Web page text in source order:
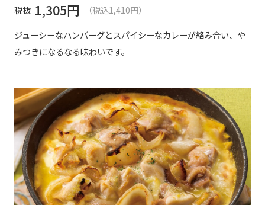
税抜 1,305円
（税込1,410円）
ジューシーなハンバーグとスパイシーなカレーが絡み合い、や
みつきになるなる味わいです。